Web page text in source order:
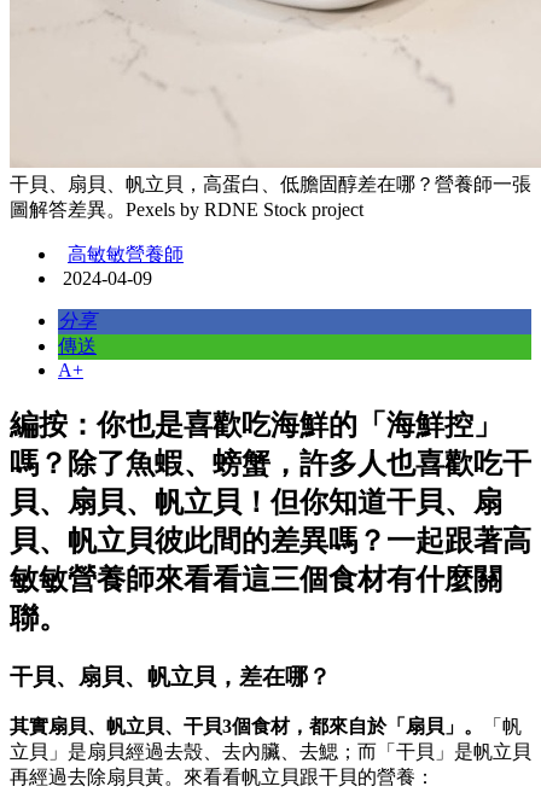
干貝、扇貝、帆立貝，高蛋白、低膽固醇差在哪？營養師一張
圖解答差異。Pexels by RDNE Stock project
高敏敏營養師
2024-04-09
分享
傳送
A+
編按：你也是喜歡吃海鮮的「海鮮控」
嗎？除了魚蝦、螃蟹，許多人也喜歡吃干
貝、扇貝、帆立貝！但你知道干貝、扇
貝、帆立貝彼此間的差異嗎？一起跟著高
敏敏營養師來看看這三個食材有什麼關
聯。
干貝、扇貝、帆立貝，差在哪？
其實扇貝、帆立貝、干貝3個食材，都來自於「扇貝」。
「帆
立貝」是扇貝經過去殼、去內臟、去鰓；而「干貝」是帆立貝
再經過去除扇貝黃。來看看帆立貝跟干貝的營養：